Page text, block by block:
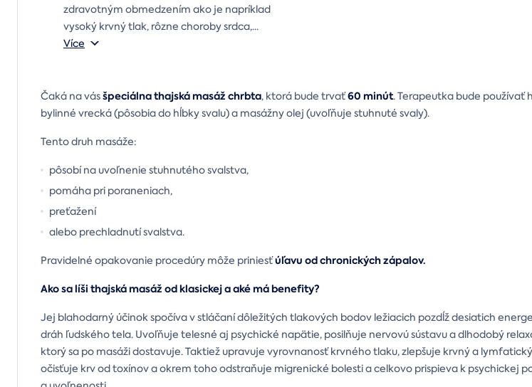
zdravotným obmedzením ako je napríklad
vysoký krvný tlak, rôzne choroby srdca,...
Více
Čaká na vásšpeciálna thajská masáž chrbta, ktorá bude trvať60 minút. Terapeutka bude používať
bylinné vrecká (pôsobia do hĺbky svalu) a masážny olej (uvoľňuje stuhnuté svaly).
Tento druh masáže:
pôsobí na uvoľnenie stuhnutého svalstva,
pomáha pri poraneniach,
preťažení
alebo prechladnutí svalstva.
Pravidelné opakovanie procedúry môže priniesťúľavu od chronických zápalov.
Ako sa líši thajská masáž od klasickej a aké má benefity?
Jej blahodarný účinok spočíva v stláčaní dôležitých tlakových bodov ležiacich pozdĺž desiatich
dráh ľudského tela. Uvoľňuje telesné aj psychické napätie, posilňuje nervovú sústavu a dlhodobý
ktorý sa po masáži dostavuje. Taktiež upravuje vyrovnanosť krvného tlaku, zlepšuje krvný a
očisťuje krv od toxínov a okrem toho odstraňuje migrenické bolesti a celkovo prispieva k psychickej